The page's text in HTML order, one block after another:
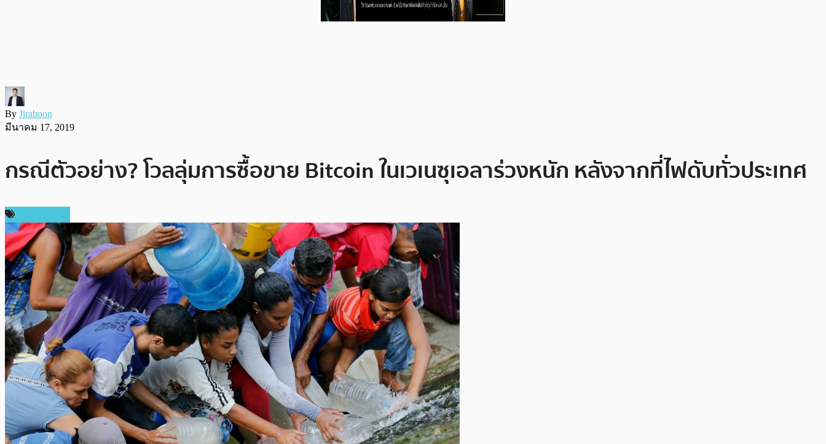
By Jiraboon
มีนาคม 17, 2019
กรณีตัวอย่าง? โวลลุ่มการซื้อขาย Bitcoin ในเวเนซุเอลาร่วงหนัก หลังจากที่ไฟดับทั่วประเทศ